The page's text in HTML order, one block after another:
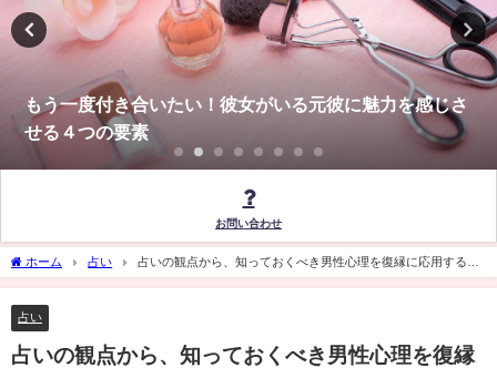
もう一度付き合いたい！彼女がいる元彼に魅力を感じさ
せる４つの要素
お問い合わせ
ホーム 占い
占いの観点から、知っておくべき男性心理を復縁に応用する方
法
占い
占いの観点から、知っておくべき男性心理を復縁